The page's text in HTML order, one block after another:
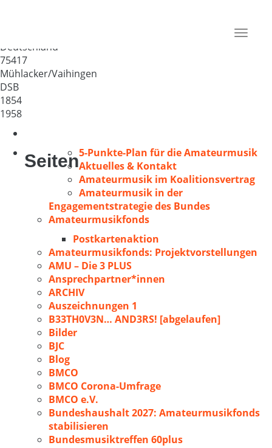
Toggle
Deutschland
75417
Mühlacker/Vaihingen
DSB
1854
1958
Seiten5-Punkte-Plan für die Amateurmusik
Aktuelles & Kontakt
Amateurmusik im Koalitionsvertrag
Amateurmusik in der
Engagementstrategie des Bundes
Amateurmusikfonds
Postkartenaktion
Amateurmusikfonds: Projektvorstellungen
AMU – Die 3 PLUS
Ansprechpartner*innen
ARCHIV
Auszeichnungen 1
B33TH0V3N… AND3RS! [abgelaufen]
Bilder
BJC
Blog
BMCO
BMCO Corona-Umfrage
BMCO e.V.
Bundeshaushalt 2027: Amateurmusikfonds
stabilisieren
Bundesmusiktreffen 60plus